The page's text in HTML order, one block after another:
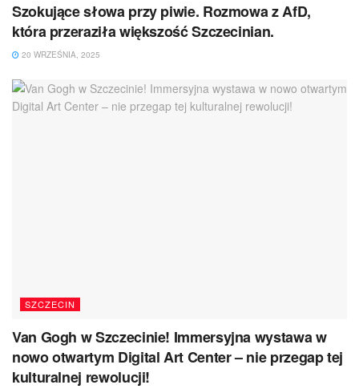
Szokujące słowa przy piwie. Rozmowa z AfD,
która przeraziła większość Szczecinian.
20 WRZEŚNIA, 2025
SZCZECIN
Van Gogh w Szczecinie! Immersyjna wystawa w
nowo otwartym Digital Art Center – nie przegap tej
kulturalnej rewolucji!